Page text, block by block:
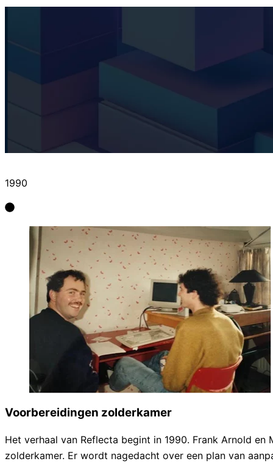
1990
Voorbereidingen zolderkamer
Het verhaal van Reflecta begint in 1990. Frank Arnold
zolderkamer. Er wordt nagedacht over een plan van